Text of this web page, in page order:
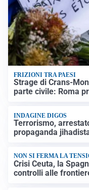
FRIZIONI TRA PAESI
Strage di Crans-
parte civile: Roma
INDAGINE DIGOS
Terrorismo,
propaganda
NON SI FERMA LA
Crisi Ceuta, la
controlli alle